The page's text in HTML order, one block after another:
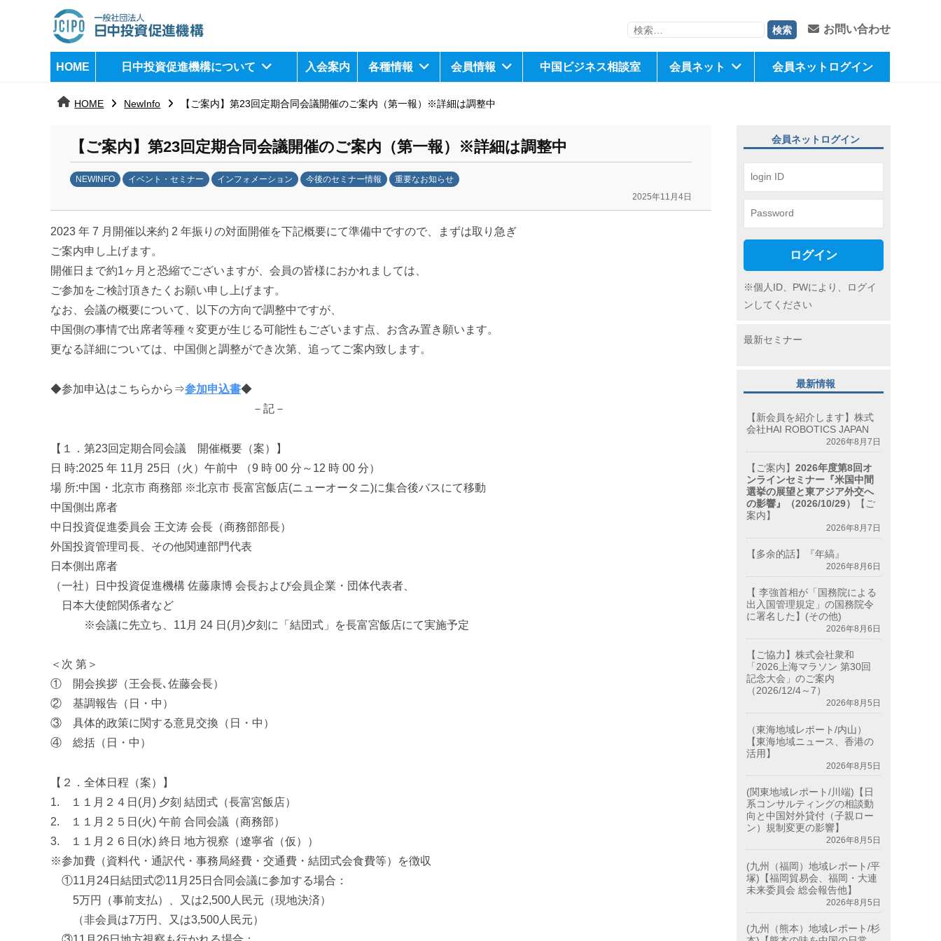
日
中
進
機
構
j
検
お問い合わせ
HOME 日中投資促進機構について 入会案内 各種情報 会員情報 中国ビジネス相談室 会員ネット 会員ネットログイン
HOME NewInfo 【ご案内】第23回定期合同会議開催のご案内（第一報）※詳細は調整中
【ご案内】第23回定期合同会議開催のご案内（第一報）※詳細は調整中
NEWINFO イベント・セミナー インフォメーション 今後のセミナー情報 重要なお知らせ
2025年11月4日
日
中
投
資
機
構
j
o
2023 年 7 月開催以来約 2 年振りの対面開催を下記概要にて準備中ですので、まずは取り急ぎ
ご案内申し上げます。
開催日まで約1ヶ月と恐縮でございますが、会員の皆様におかれましては、
ご参加をご検討頂きたくお願い申し上げます。
なお、会議の概要について、以下の方向で調整中ですが、
中国側の事情で出席者等種々変更が生じる可能性もございます点、お含み置き願います。
更なる詳細については、中国側と調整ができ次第、追ってご案内致します。
◆参加申込はこちらから⇒参加申込書◆
－記－
【１．第23回定期合同会議 開催概要（案）】
日 時:2025 年 11月 25日（火）午前中 （9 時 00 分～12 時 00 分）
場 所:中国・北京市 商務部 ※北京市 ⾧富宮飯店(ニューオータニ)に集合後バスにて移動
中国側出席者
中日投資促進委員会 王文涛 会⾧（商務部部⾧）
外国投資管理司長、その他関連部門代表
日本側出席者
（一社）日中投資促進機構 佐藤康博 会長および会員企業・団体代表者、
日本大使館関係者など
※会議に先立ち、11月 24 日(月)夕刻に「結団式」を長富宮飯店にて実施予定
＜次 第＞
① 開会挨拶（王会長､佐藤会長）
② 基調報告（日・中）
③ 具体的政策に関する意見交換（日・中）
④ 総括（日・中）
【２．全体日程（案）】
1. １１月２４日(月) 夕刻 結団式（長富宮飯店）
2. １１月２５日(火) 午前 合同会議（商務部）
3. １１月２６日(水) 終日 地方視察（遼寧省（仮））
※参加費（資料代・通訳代・事務局経費・交通費・結団式会食費等）を徴収
①11月24日結団式②11月25日合同会議に参加する場合：
5万円（事前支払）、又は2,500人民元（現地決済）
（非会員は7万円、又は3,500人民元）
会員ネットログイン
ログイン
※個人ID、PWにより、ログイ
ンしてください
最新セミナー
最新情報
【新会員を紹介します】株式
会社HAI ROBOTICS JAPAN
2026年8月7日
【ご案内】2026年度第8回オ
ンラインセミナー『米国中間
選挙の展望と東アジア外交へ
の影響』（2026/10/29）
【ご
案内】
2026年8月7日
【多余的話】『年縞』
2026年8月6日
【 李強首相が「国務院による
出入国管理規定」の国務院令
に署名した】(その他)
2026年8月6日
【ご協力】株式会社衆和
「2026上海マラソン 第30回
記念大会」のご案内
（2026/12/4～7）
2026年8月5日
（東海地域レポート/内山）
【東海地域ニュース、香港の
活用】
2026年8月5日
(関東地域レポート/川端)【日
系コンサルティングの相談動
向と中国対外貸付（子親ロー
ン）規制変更の影響】
2026年8月5日
(九州（福岡）地域レポート/平
塚)【福岡貿易会、福岡・大連
未来委員会 総会報告他】
2026年8月5日
(九州（熊本）地域レポート/杉